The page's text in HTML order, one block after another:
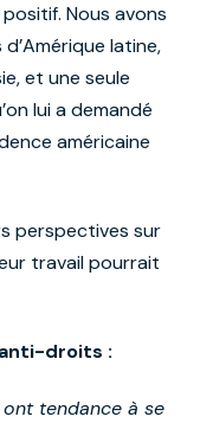
Nous avons
latine,
et une seule
lui a demandé
américaine
perspectives sur
travail pourrait
droits :
tendance à se